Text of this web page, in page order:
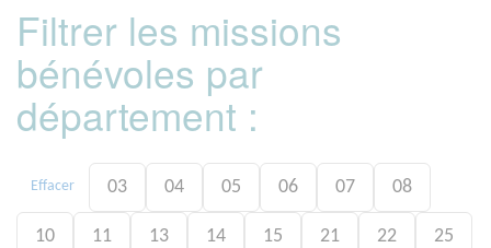
Filtrer les missions
bénévoles par
département :
Effacer 03 04 05 06 07 08
10 11 13 14 15 21 22 25